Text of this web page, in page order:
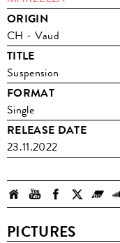
ORIGIN
CH - Vaud
TITLE
Suspension
FORMAT
Single
RELEASE DATE
23.11.2022
PICTURES